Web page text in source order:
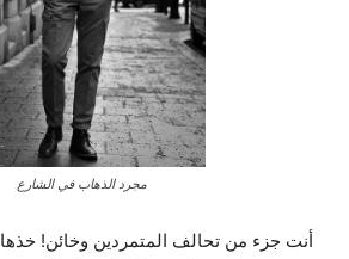
مجرد الذهاب في الشارع
أنت جزء من تحالف المتمردين وخائن! خذها